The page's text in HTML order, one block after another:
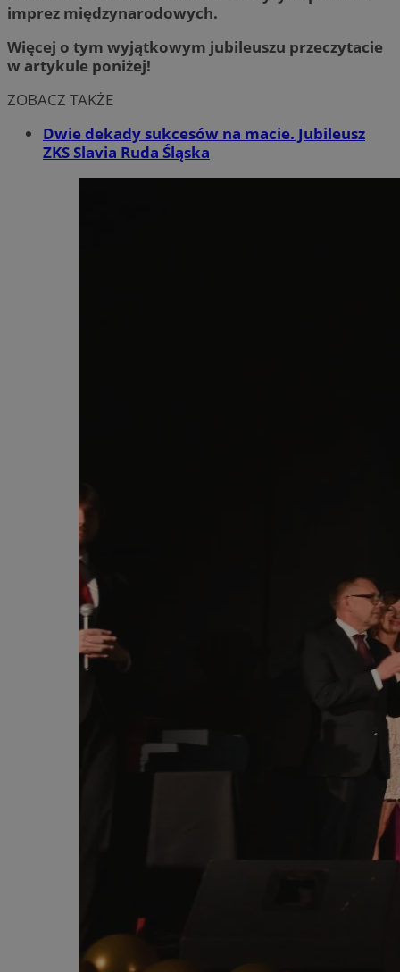
imprez międzynarodowych.
Więcej o tym wyjątkowym jubileuszu przeczytacie
w artykule poniżej!
ZOBACZ TAKŻE
Dwie dekady sukcesów na macie. Jubileusz
ZKS Slavia Ruda Śląska